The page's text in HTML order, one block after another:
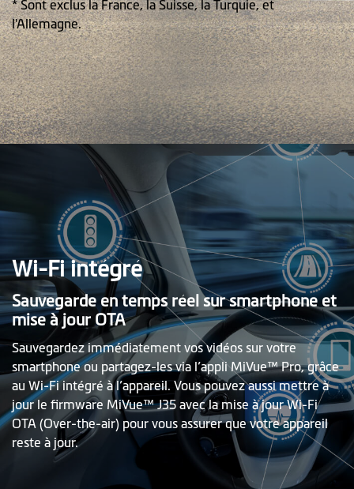
* Sont exclus la France, la Suisse, la Turquie, et
l'Allemagne.
Wi-Fi intégré
Sauvegarde en temps réel sur smartphone et
mise à jour OTA
Sauvegardez immédiatement vos vidéos sur votre
smartphone ou partagez-les via l’appli MiVue™ Pro, grâce
au Wi-Fi intégré à l’appareil. Vous pouvez aussi mettre à
jour le firmware MiVue™ J35 avec la mise à jour Wi-Fi
OTA (Over-the-air) pour vous assurer que votre appareil
reste à jour.